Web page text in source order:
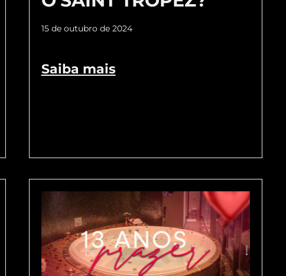
15 de outubro de 2024
Saiba mais